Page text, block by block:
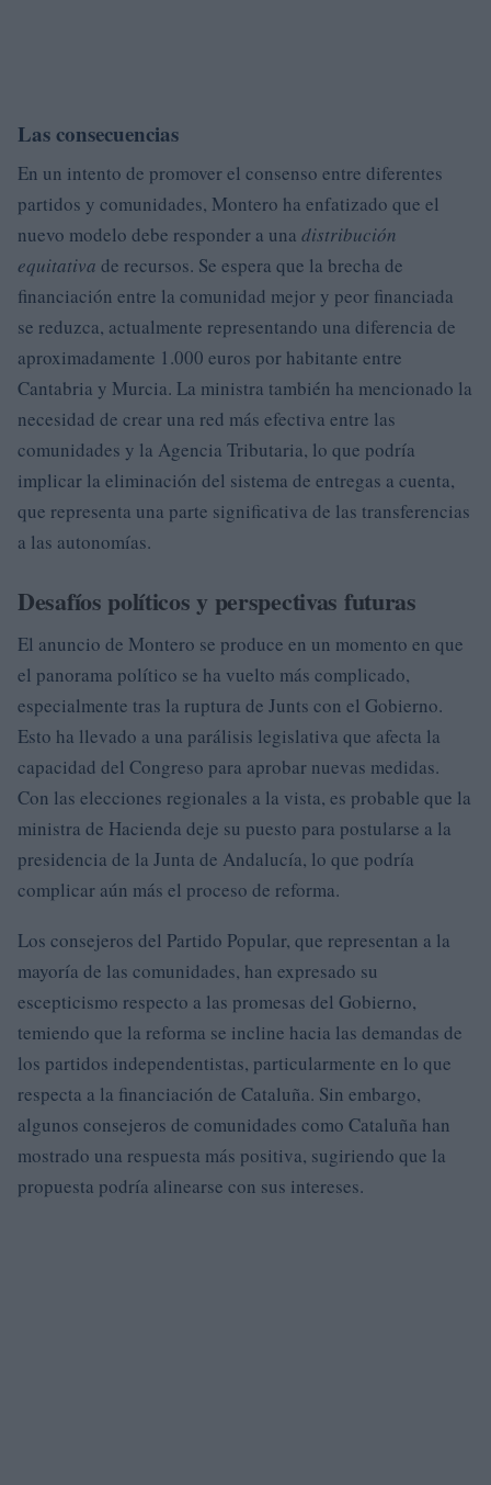
Las consecuencias
En un intento de promover el consenso entre diferentes
partidos y comunidades, Montero ha enfatizado que el
nuevo modelo debe responder a una distribución
equitativa de recursos. Se espera que la brecha de
financiación entre la comunidad mejor y peor financiada
se reduzca, actualmente representando una diferencia de
aproximadamente 1.000 euros por habitante entre
Cantabria y Murcia. La ministra también ha mencionado la
necesidad de crear una red más efectiva entre las
comunidades y la Agencia Tributaria, lo que podría
implicar la eliminación del sistema de entregas a cuenta,
que representa una parte significativa de las transferencias
a las autonomías.
Desafíos políticos y perspectivas futuras
El anuncio de Montero se produce en un momento en que
el panorama político se ha vuelto más complicado,
especialmente tras la ruptura de Junts con el Gobierno.
Esto ha llevado a una parálisis legislativa que afecta la
capacidad del Congreso para aprobar nuevas medidas.
Con las elecciones regionales a la vista, es probable que la
ministra de Hacienda deje su puesto para postularse a la
presidencia de la Junta de Andalucía, lo que podría
complicar aún más el proceso de reforma.
Los consejeros del Partido Popular, que representan a la
mayoría de las comunidades, han expresado su
escepticismo respecto a las promesas del Gobierno,
temiendo que la reforma se incline hacia las demandas de
los partidos independentistas, particularmente en lo que
respecta a la financiación de Cataluña. Sin embargo,
algunos consejeros de comunidades como Cataluña han
mostrado una respuesta más positiva, sugiriendo que la
propuesta podría alinearse con sus intereses.